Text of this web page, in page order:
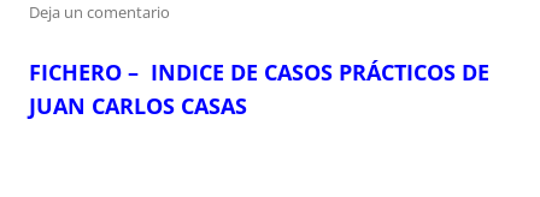
Deja un comentario
FICHERO – INDICE DE CASOS PRÁCTICOS DE
JUAN CARLOS CASAS